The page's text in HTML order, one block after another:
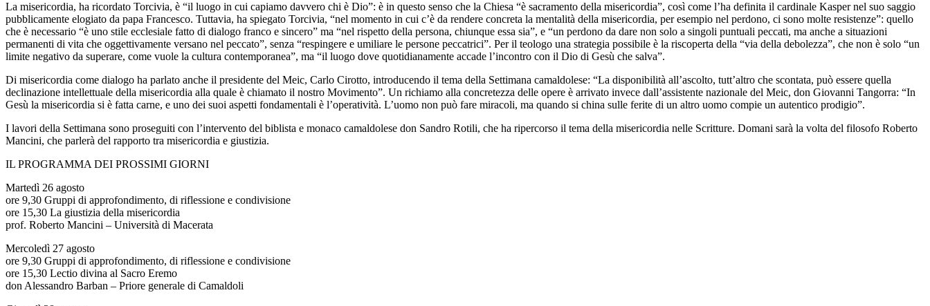
La misericordia, ha ricordato Torcivia, è “il luogo in cui capiamo davvero chi è Dio”: è in questo senso che la Chiesa “è sacramento della misericordia”, così come l’ha definita il cardinale Kasper nel suo saggio
pubblicamente elogiato da papa Francesco. Tuttavia, ha spiegato Torcivia, “nel momento in cui c’è da rendere concreta la mentalità della misericordia, per esempio nel perdono, ci sono molte resistenze”: quello
che è necessario “è uno stile ecclesiale fatto di dialogo franco e sincero” ma “nel rispetto della persona, chiunque essa sia”, e “un perdono da dare non solo a singoli puntuali peccati, ma anche a situazioni
permanenti di vita che oggettivamente versano nel peccato”, senza “respingere e umiliare le persone peccatrici”. Per il teologo una strategia possibile è la riscoperta della “via della debolezza”, che non è solo “un
limite negativo da superare, come vuole la cultura contemporanea”, ma “il luogo dove quotidianamente accade l’incontro con il Dio di Gesù che salva”.
Di misericordia come dialogo ha parlato anche il presidente del Meic, Carlo Cirotto, introducendo il tema della Settimana camaldolese: “La disponibilità all’ascolto, tutt’altro che scontata, può essere quella
declinazione intellettuale della misericordia alla quale è chiamato il nostro Movimento”. Un richiamo alla concretezza delle opere è arrivato invece dall’assistente nazionale del Meic, don Giovanni Tangorra: “In
Gesù la misericordia si è fatta carne, e uno dei suoi aspetti fondamentali è l’operatività. L’uomo non può fare miracoli, ma quando si china sulle ferite di un altro uomo compie un autentico prodigio”.
I lavori della Settimana sono proseguiti con l’intervento del biblista e monaco camaldolese don Sandro Rotili, che ha ripercorso il tema della misericordia nelle Scritture. Domani sarà la volta del filosofo Roberto
Mancini, che parlerà del rapporto tra misericordia e giustizia.
IL PROGRAMMA DEI PROSSIMI GIORNI
Martedì 26 agosto
ore 9,30 Gruppi di approfondimento, di riflessione e condivisione
ore 15,30 La giustizia della misericordia
prof. Roberto Mancini – Università di Macerata
Mercoledì 27 agosto
ore 9,30 Gruppi di approfondimento, di riflessione e condivisione
ore 15,30 Lectio divina al Sacro Eremo
don Alessandro Barban – Priore generale di Camaldoli